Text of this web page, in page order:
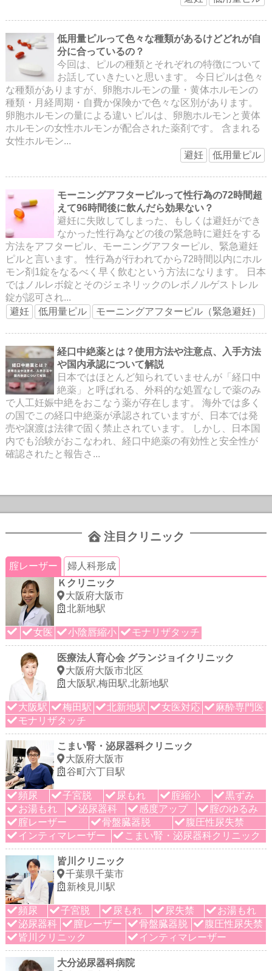
低用量ピルって色々な種類があるけどどれが自
分に合っているの？
今回は、ピルの種類とそれぞれの特徴について
お話していきたいと思います。 今日ピルは色々
な種類がありますが、卵胞ホルモンの量・黄体ホルモンの
種類・月経周期・自費か保険かで色々な区別があります。
卵胞ホルモンの量による違い ピルは、卵胞ホルモンと黄体
ホルモンの女性ホルモンが配合された薬剤です。 含まれる
女性ホルモン...
避妊
低用量ピル
モーニングアフターピルって性行為の72時間超
えて96時間後に飲んだら効果ない？
避妊に失敗してしまった、もしくは避妊ができ
なかった性行為などの後の緊急時に避妊をする
方法をアフターピル、モーニングアフターピル、緊急避妊
ピルと言います。 性行為が行われてから72時間以内にホル
モン剤1錠をなるべく早く飲むという方法になります。 日本
ではノルレボ錠とそのジェネリックのレボノルゲストレル
錠が認可され...
避妊
低用量ピル モーニングアフターピル（緊急避妊）
経口中絶薬とは？使用方法や注意点、入手方法
や国内承認について解説
日本ではほとんど知られていませんが「経口中
絶薬」と呼ばれる、外科的な処置なしで薬のみ
で人工妊娠中絶をおこなう薬が存在します。 海外では多く
の国でこの経口中絶薬が承認されていますが、日本では発
売や譲渡は法律で固く禁止されています。 しかし、日本国
内でも治験がおこなわれ、経口中絶薬の有効性と安全性が
確認されたと報告さ...
注目クリニック
腟レーザー
婦人科形成
Ｋクリニック
大阪府大阪市
北新地駅
女医 小陰唇縮小 モナリザタッチ
医療法人育心会 グランジョイクリニック
大阪府大阪市北区
大阪駅,梅田駅,北新地駅
大阪駅 梅田駅 北新地駅 女医対応
麻酔専門医
モナリザタッチ
こまい腎・泌尿器科クリニック
大阪府大阪市
谷町六丁目駅
頻尿 子宮脱 尿もれ 腟縮小
黒ずみ
お湯もれ
泌尿器科 感度アップ
腟のゆるみ
腟レーザー
骨盤臓器脱
腹圧性尿失禁
インティマレーザー
こまい腎・泌尿器科クリニック
皆川クリニック
千葉県千葉市
新検見川駅
頻尿 子宮脱 尿もれ 尿失禁
お湯もれ
泌尿器科
膣レーザー 骨盤臓器脱
腹圧性尿失禁
皆川クリニック
インティマレーザー
大分泌尿器科病院